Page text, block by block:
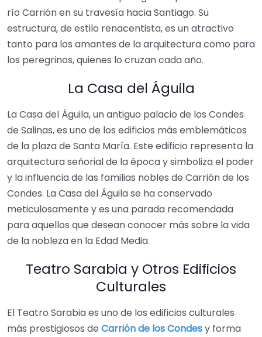
río Carrión en su travesía hacia Santiago. Su
estructura, de estilo renacentista, es un atractivo
tanto para los amantes de la arquitectura como para
los peregrinos, quienes lo cruzan cada año.
La Casa del Águila
La Casa del Águila, un antiguo palacio de los Condes
de Salinas, es uno de los edificios más emblemáticos
de la plaza de Santa María. Este edificio representa la
arquitectura señorial de la época y simboliza el poder
y la influencia de las familias nobles de Carrión de los
Condes. La Casa del Águila se ha conservado
meticulosamente y es una parada recomendada
para aquellos que desean conocer más sobre la vida
de la nobleza en la Edad Media.
Teatro Sarabia y Otros Edificios
Culturales
El Teatro Sarabia es uno de los edificios culturales
más prestigiosos de Carrión de los Condesy forma